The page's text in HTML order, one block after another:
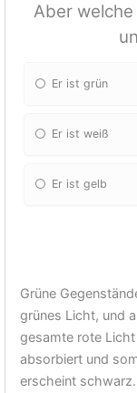
Aber
Er ist grün
Er ist weiß
Er ist gelb
Grüne
grünes Licht, und
gesamte rote
absorbiert und
erscheint